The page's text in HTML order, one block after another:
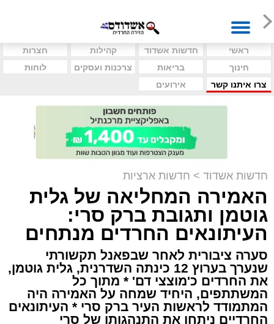
ראשי חדשות אשדוד קהילות
חצרות
חינוך
בריאות צרכנות ועסקים
לוחות
צרו איתנו קשר
אירועים
חדשות אשדוד > חדשות ארציות
האמירה המחליאה של גלית
גוטמן ותגובת ברק סרי:
העיתונאים החרדים מנתחים
סערה ציבורית לאחר שבפאנל תקשורתי
שנערך בערוץ 12 כינתה השדרנית, גלית גוטמן,
את החרדים כ'מוצצי דם' * מתוך כל
המשתתפים, היחיד שמחה על האמירה היה
המתמודד לראשות העיר ברק סרי * העיתונאים
החרדיים ניתחו את התנהגותו של סרי